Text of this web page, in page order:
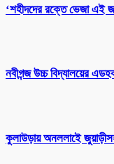
‘শহীদদের রক্তে ভেজা এই
নবীগন্জ উচ্চ বিদ্যালয়ের
কুলাউড়ায় অনললাইে